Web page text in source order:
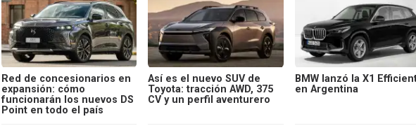
Red de concesionarios en
expansión: cómo
funcionarán los nuevos DS
Point en todo el país
Así es el nuevo SUV de
Toyota: tracción AWD, 375
CV y un perfil aventurero
BMW lanzó la X1
en Argentina